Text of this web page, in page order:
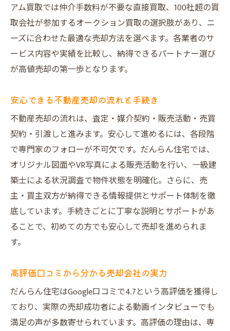
アム買取では仲介手数料が不要な直接買取、100社超の買
取会社が参加するオークション買取の選択肢があり、ニ
ーズに合わせた最適な売却方法を選べます。各業者のサ
ービス内容や実績を比較し、納得できるパートナー選び
が高値売却の第一歩となります。
安心できる不動産売却の流れと手続き
不動産売却の流れは、査定・媒介契約・販売活動・売買
契約・引渡しと進みます。安心して進めるには、各段階
で専門家のフォローが不可欠です。だんらん住宅では、
オリジナル図面やVR写真による販売活動を行い、一級建
築士による状況調査で物件状態を明確化。さらに、売
主・買主双方が納得できる情報提供とサポート体制を徹
底しています。手続きごとに丁寧な説明とサポートがあ
ることで、初めての方でも安心して売却を進められま
す。
高評価口コミから分かる売却会社の実力
だんらん住宅はGoogle口コミで4.7という高評価を獲得し
ており、実際の売却成功者による動画インタビューでも
満足の声が多数寄せられています。高評価の理由は、専